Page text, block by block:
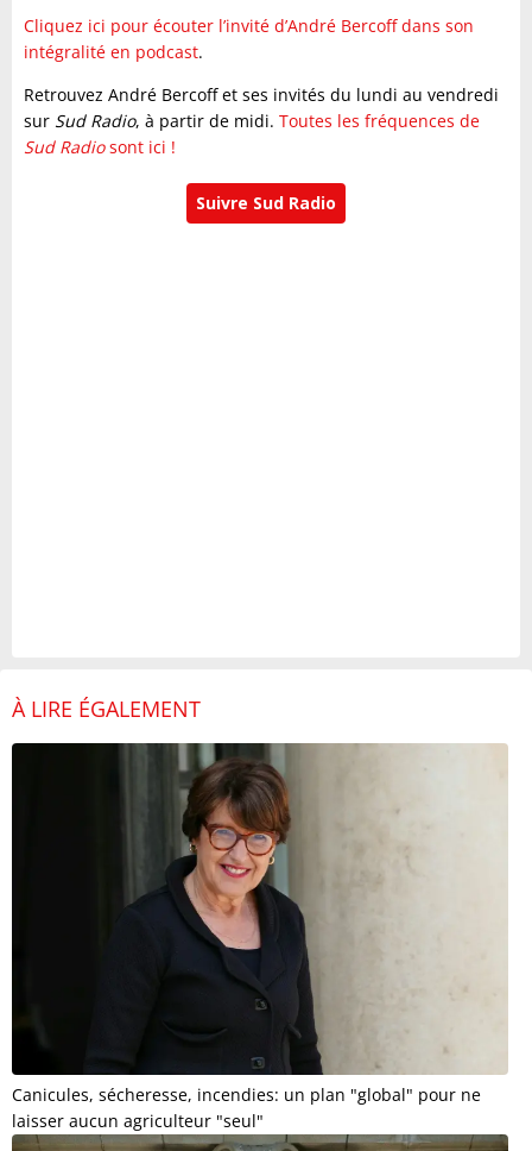
Cliquez ici pour écouter l’invité d’André Bercoff dans son
intégralité en podcast.
Retrouvez André Bercoff et ses invités du lundi au vendredi
sur Sud Radio, à partir de midi. Toutes les fréquences de
Sud Radiosont ici !
Suivre Sud Radio
À LIRE ÉGALEMENT
Canicules, sécheresse, incendies: un plan "global" pour ne
laisser aucun agriculteur "seul"